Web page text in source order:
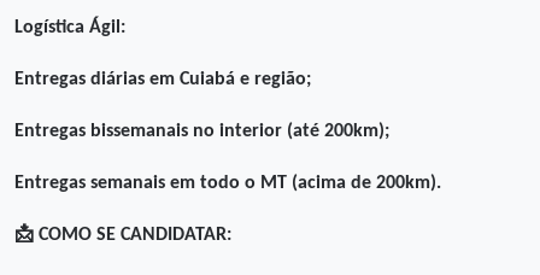
Logística Ágil:
Entregas diárias em Cuiabá e região;
Entregas bissemanais no interior (até 200km);
Entregas semanais em todo o MT (acima de 200km).
📩 COMO SE CANDIDATAR: